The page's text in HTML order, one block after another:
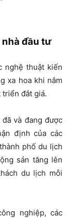
nhà đầu tư
nghệ thuật kiến
xa hoa khi nắm
đắt giá.
và đang được
định của các
phố du lịch
sản tăng lên
du lịch mỗi
nghiệp, các